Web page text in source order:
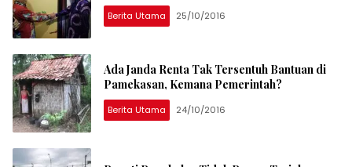
Berita Utama 25/10/2016
Ada Janda Renta Tak Tersentuh Bantuan di
Pamekasan, Kemana Pemerintah?
Berita Utama 24/10/2016